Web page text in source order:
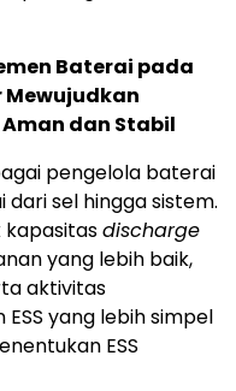
Baterai pada
Mewujudkan
dan Stabil
pengelola baterai
sel hingga sistem.
kapasitasdischarge
yang lebih baik,
aktivitas
yang lebih simpel
ESS